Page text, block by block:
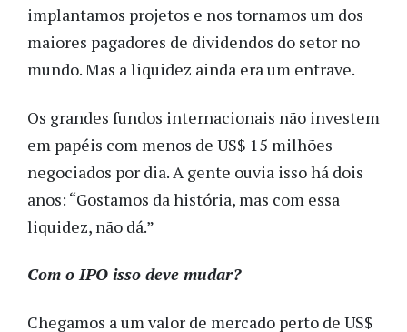
implantamos projetos e nos tornamos um dos
maiores pagadores de dividendos do setor no
mundo. Mas a liquidez ainda era um entrave.
Os grandes fundos internacionais não investem
em papéis com menos de US$ 15 milhões
negociados por dia. A gente ouvia isso há dois
anos: “Gostamos da história, mas com essa
liquidez, não dá.”
Com o IPO isso deve mudar?
Chegamos a um valor de mercado perto de US$